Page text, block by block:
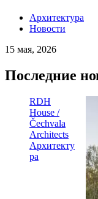
Архитектура
Новости
15 мая, 2026
Последние
RDH
House /
Čechvala
Architects
Архитекту
ра